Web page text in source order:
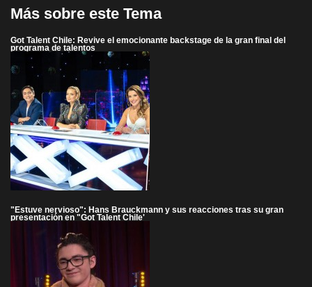
Más sobre este Tema
Got Talent Chile: Revive el emocionante backstage de la gran final del
programa de talentos
"Estuve nervioso": Hans Brauckmann y sus reacciones tras su gran
presentación en "Got Talent Chile'